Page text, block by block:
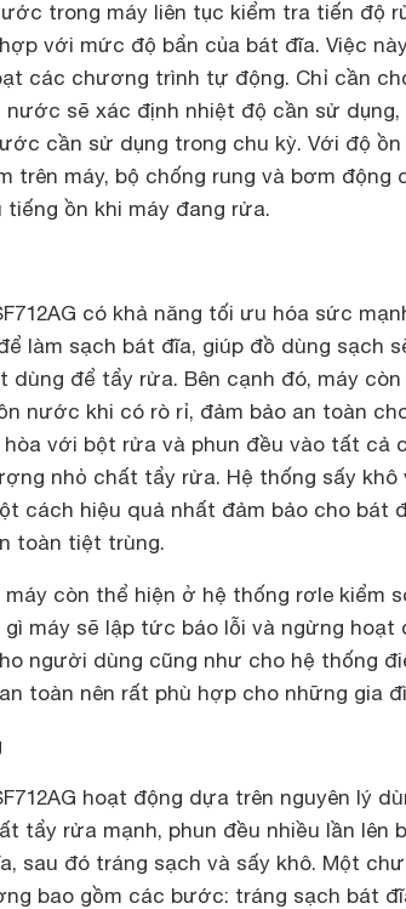
trong máy liên tục kiểm tra tiến độ
với mức độ bẩn của bát đĩa. Việc
các chương trình tự động. Chỉ cần
nước sẽ xác định nhiệt độ cần sử
cần sử dụng trong chu kỳ. Với độ ồn
trên máy, bộ chống rung và bơm động
ồn khi máy đang rửa.
có khả năng tối ưu hóa sức
làm sạch bát đĩa, giúp đồ dùng sạch
dùng để tẩy rửa. Bên cạnh đó, máy
nước khi có rò rỉ, đảm bảo an toàn
với bột rửa và phun đều vào tất cả
nhỏ chất tẩy rửa. Hệ thống sấy khô
cách hiệu quả nhất đảm bảo cho bát
toàn tiệt trùng.
còn thể hiện ở hệ thống rơle kiểm
máy sẽ lập tức báo lỗi và ngừng hoạt
người dùng cũng như cho hệ thống
toàn nên rất phù hợp cho những gia
hoạt động dựa trên nguyên lý
tẩy rửa mạnh, phun đều nhiều lần lên
sau đó tráng sạch và sấy khô. Một
bao gồm các bước: tráng sạch bát